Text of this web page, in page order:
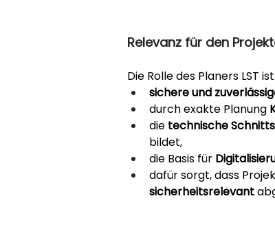
Relevanz für den
Die Rolle des Planers LST
sichere und
durch exakte Planung
die technische
bildet,
die Basis für
dafür sorgt, dass
sicherheitsrelevant